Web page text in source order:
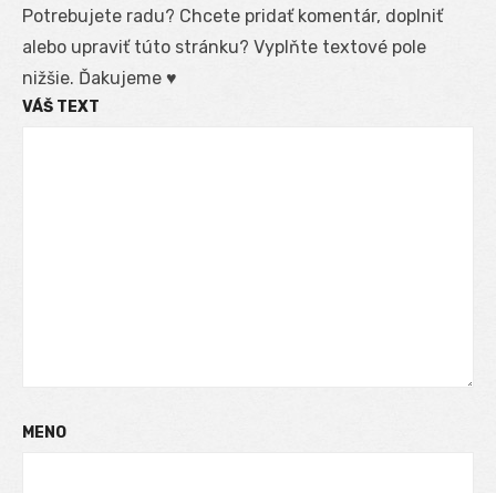
Potrebujete radu? Chcete pridať komentár, doplniť
alebo upraviť túto stránku? Vyplňte textové pole
nižšie. Ďakujeme ♥
VÁŠ TEXT
MENO